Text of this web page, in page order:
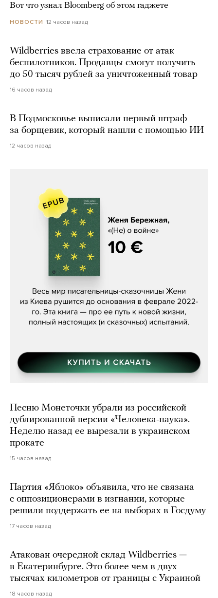
Вот что узнал Bloomberg об этом гаджете
НОВОСТИ 12 часов назад
Wildberries ввела страхование от атак
беспилотников. Продавцы смогут получить
до 50 тысяч рублей за уничтоженный товар
16 часов назад
В Подмосковье выписали первый штраф
за борщевик, который нашли с помощью ИИ
12 часов назад
Женя Бережная, «(Не) о войне»
Песню Монеточки убрали из российской
дублированной версии «Человека-паука».
Неделю назад ее вырезали в украинском
прокате
15 часов назад
Партия «Яблоко» объявила, что не связана
с оппозиционерами в изгнании, которые
решили поддержать ее на выборах в Госдуму
17 часов назад
Атакован очередной склад Wildberries —
в Екатеринбурге. Это более чем в двух
тысячах километров от границы с Украиной
18 часов назад